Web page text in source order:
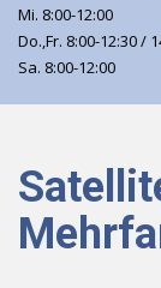
Mi. 8:00-12:00
Do.,Fr. 8:00-12:30 /
Sa. 8:00-12:00